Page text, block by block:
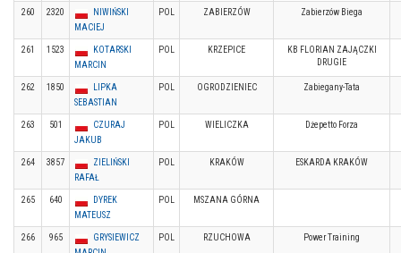
260 2320
NIWIŃSKI
MACIEJ
POL ZABIERZÓW Zabierzów Biega
261 1523
KOTARSKI
MARCIN
POL KRZEPICE
KB FLORIAN ZAJĄCZKI
DRUGIE
262 1850
LIPKA
SEBASTIAN
POL OGRODZIENIEC Zabiegany-Tata
263 501
CZURAJ
JAKUB
POL WIELICZKA Dżepetto Forza
264 3857
ZIELIŃSKI
RAFAŁ
POL KRAKÓW ESKARDA KRAKÓW
265 640
DYREK
MATEUSZ
POL MSZANA GÓRNA
266 965
GRYSIEWICZ
POL RZUCHOWA Power Training